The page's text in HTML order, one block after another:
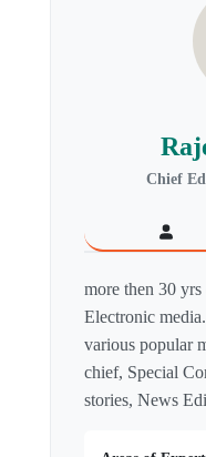
Chief
more then 30
Electronic
various popular
chief, Special
stories, News